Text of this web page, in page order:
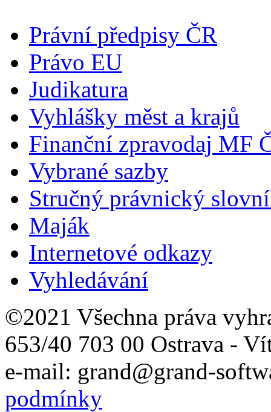
Právní předpisy ČR
Právo EU
Judikatura
Vyhlášky měst a krajů
Finanční zpravodaj MF
Vybrané sazby
Stručný právnický
Maják
Internetové odkazy
Vyhledávání
©2021 Všechna práva
653/40 703 00 Ostrava -
e-mail: grand@grand-
podmínky